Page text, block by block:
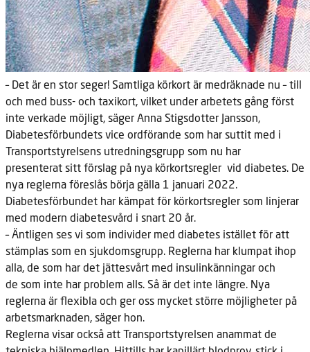
– Det är en stor seger! Samtliga körkort är medräknade nu – till
och med buss- och taxikort, vilket under arbetets gång först
inte verkade möjligt, säger Anna Stigsdotter Jansson,
Diabetesförbundets vice ordförande som har suttit med i
Transportstyrelsens utredningsgrupp som nu har
presenterat sitt förslag på nya körkortsregler vid diabetes. De
nya reglerna föreslås börja gälla 1 januari 2022.
Diabetesförbundet har kämpat för körkortsregler som linjerar
med modern diabetesvård i snart 20 år.
– Äntligen ses vi som individer med diabetes istället för att
stämplas som en sjukdomsgrupp. Reglerna har klumpat ihop
alla, de som har det jättesvårt med insulinkänningar och
de som inte har problem alls. Så är det inte längre. Nya
reglerna är flexibla och ger oss mycket större möjligheter på
arbetsmarknaden, säger hon.
Reglerna visar också att Transportstyrelsen anammat de